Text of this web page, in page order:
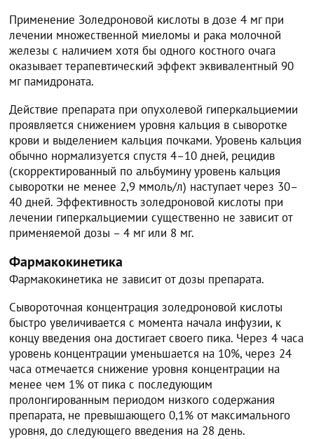
Применение Золедроновой кислоты в дозе 4 мг при
лечении множественной миеломы и рака молочной
железы с наличием хотя бы одного костного очага
оказывает терапевтический эффект эквивалентный 90
мг памидроната.
Действие препарата при опухолевой гиперкальциемии
проявляется снижением уровня кальция в сыворотке
крови и выделением кальция почками. Уровень кальция
обычно нормализуется спустя 4–10 дней, рецидив
(скорректированный по альбумину уровень кальция
сыворотки не менее 2,9 ммоль/л) наступает через 30–
40 дней. Эффективность золедроновой кислоты при
лечении гиперкальциемии существенно не зависит от
применяемой дозы – 4 мг или 8 мг.
Фармакокинетика
Фармакокинетика не зависит от дозы препарата.
Сывороточная концентрация золедроновой кислоты
быстро увеличивается с момента начала инфузии, к
концу введения она достигает своего пика. Через 4 часа
уровень концентрации уменьшается на 10%, через 24
часа отмечается снижение уровня концентрации на
менее чем 1% от пика с последующим
пролонгированным периодом низкого содержания
препарата, не превышающего 0,1% от максимального
уровня, до следующего введения на 28 день.